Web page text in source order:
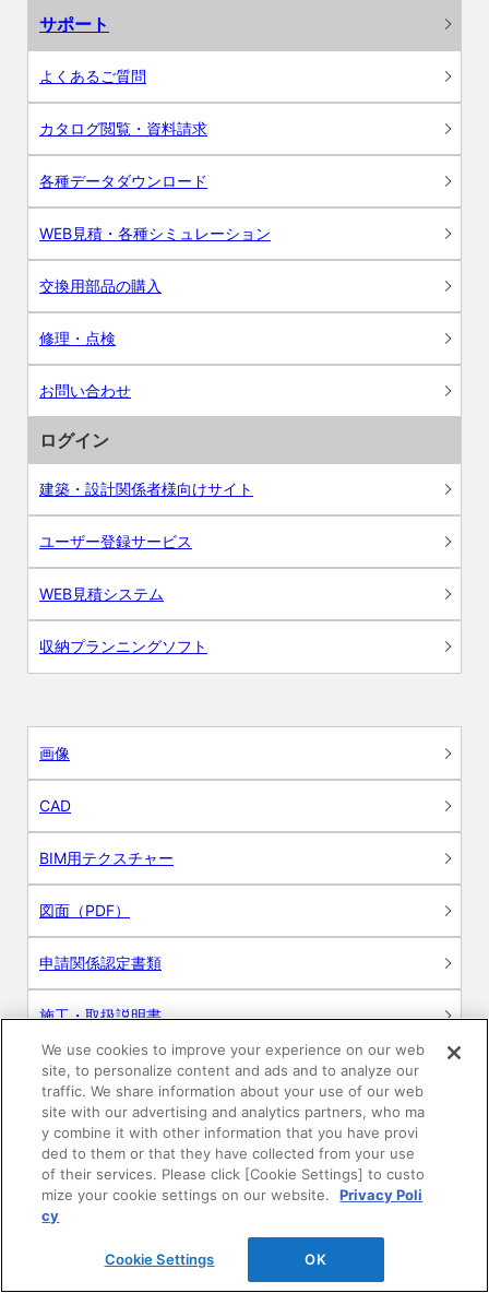
サポート
よくあるご質問
カタログ閲覧・資料請求
各種データダウンロード
WEB見積・各種シミュレーション
交換用部品の購入
修理・点検
お問い合わせ
ログイン
建築・設計関係者様向けサイト
ユーザー登録サービス
WEB見積システム
収納プランニングソフト
画像
CAD
BIM用テクスチャー
図面（PDF）
申請関係認定書類
施工・取扱説明書
動画
シミュレーションツール
24時間換気システム〈エアスマート〉
簡易設計見積ソフト
R&Dセンター環境測定・分析サービス
We use cookies to improve your experience on our web
site, to personalize content and ads and to analyze our
traffic. We share information about your use of our web
site with our advertising and analytics partners, who ma
y combine it with other information that you have provi
ded to them or that they have collected from your use
of their services. Please click [Cookie Settings] to custo
mize your cookie settings on our website.
Privacy Poli
cy
Cookie Settings OK